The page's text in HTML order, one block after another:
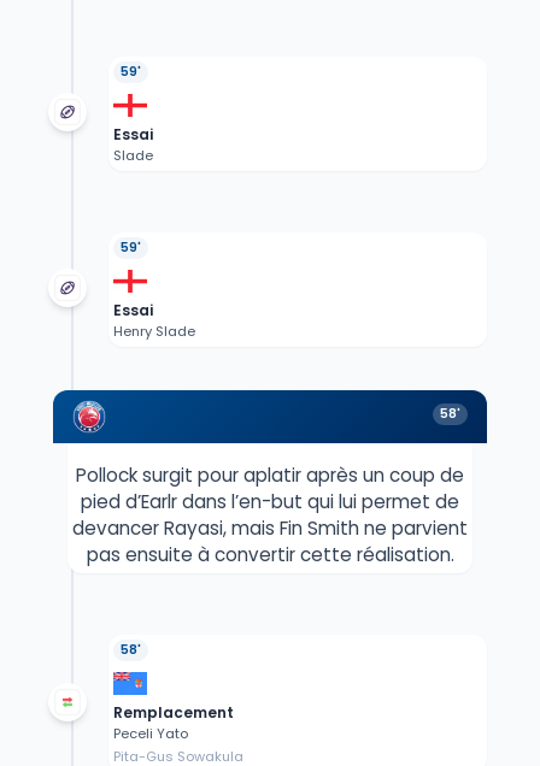
59'
Essai
Slade
59'
Essai
Henry Slade
58'
Pollock surgit pour aplatir après un coup de
pied d’Earlr dans l’en-but qui lui permet de
devancer Rayasi, mais Fin Smith ne parvient
pas ensuite à convertir cette réalisation.
58'
Remplacement
Peceli Yato
Pita-Gus Sowakula